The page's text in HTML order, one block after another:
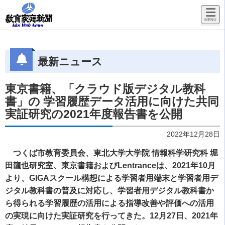
最新ニュース
東京書籍、「クラウド版デジタル教科
書」の 学習履歴データ活用に向けた共同
実証研究の2021年度報告書を公開
2022年12月28日
つくば市教育委員会、東北大学大学院 情報科学研究科 堀
田龍也研究室、東京書籍およびLentranceは、2021年10月
より、GIGAスクール構想による学習者用端末と学習者用デ
ジタル教科書の普及に対応し、学習者用デジタル教科書か
ら得られる学習履歴の活用による指導改善や評価への活用
の実現に向けた実証研究を行ってきた。12月27日、2021年